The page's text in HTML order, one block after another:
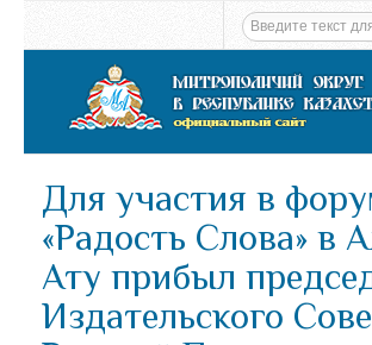
Для участия в
«Радость Слова» в
Ату прибыл
Издательского